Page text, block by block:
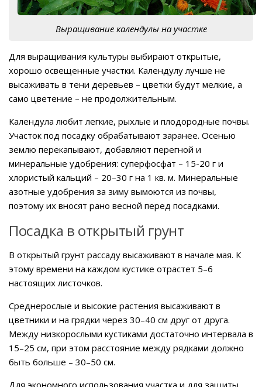
Выращивание календулы на участке
Для выращивания культуры выбирают открытые,
хорошо освещенные участки. Календулу лучше не
высаживать в тени деревьев – цветки будут мелкие, а
само цветение – не продолжительным.
Календула любит легкие, рыхлые и плодородные почвы.
Участок под посадку обрабатывают заранее. Осенью
землю перекапывают, добавляют перегной и
минеральные удобрения: суперфосфат – 15-20 г и
хлористый кальций – 20–30 г на 1 кв. м. Минеральные
азотные удобрения за зиму вымоются из почвы,
поэтому их вносят рано весной перед посадками.
Посадка в открытый грунт
В открытый грунт рассаду высаживают в начале мая. К
этому времени на каждом кустике отрастет 5–6
настоящих листочков.
Среднерослые и высокие растения высаживают в
цветники и на грядки через 30–40 см друг от друга.
Между низкорослыми кустиками достаточно интервала в
15–25 см, при этом расстояние между рядками должно
быть больше – 30–50 см.
Для экономного использования участка и для защиты